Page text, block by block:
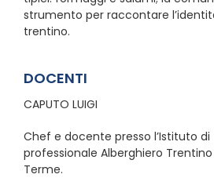
strumento per raccontare
trentino.
DOCENTI
CAPUTO LUIGI
Chef e docente presso l’Istituto
professionale Alberghiero
Terme.